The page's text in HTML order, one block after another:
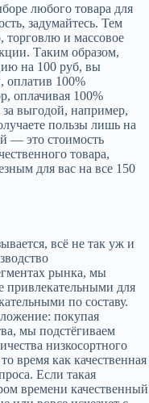
любого товара для
задумайтесь. Тем
торговлю и массовое
Таким образом,
на 100 руб, вы
оплатив 100%
оплачивая 100%
за выгодой, например,
пользы лишь на
— это стоимость
товара,
для вас на все 150
всё не так уж и
рынка, мы
привлекательными для
по составу.
покупая
мы подстёгиваем
низкосортного
время как качественная
Если такая
времени качественный